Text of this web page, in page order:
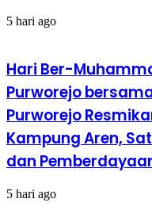
5 hari ago
Hari Ber-
Purworejo
Purworejo
Kampung Aren,
dan
5 hari ago